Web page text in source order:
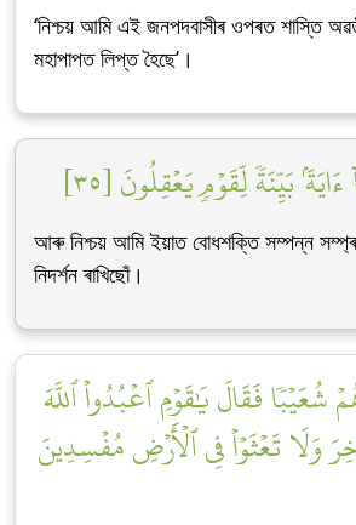
‘নিশ্চয় আমি এই জনপদবাসীৰ ওপৰত শাস্তি
মহাপাপত লিপ্ত হৈছে’।
بَيِّنَةٗ لِّقَوۡمٖ يَعۡقِلُونَ [٣٥]
আৰু নিশ্চয় আমি ইয়াত বোধশক্তি সম্পন্ন
নিদৰ্শন ৰাখিছোঁ।
شُعَيۡبٗا فَقَالَ يَٰقَوۡمِ ٱعۡبُدُواْ ٱللَّهَ
وَلَا تَعۡثَوۡاْ فِي ٱلۡأَرۡضِ مُفۡسِدِينَ